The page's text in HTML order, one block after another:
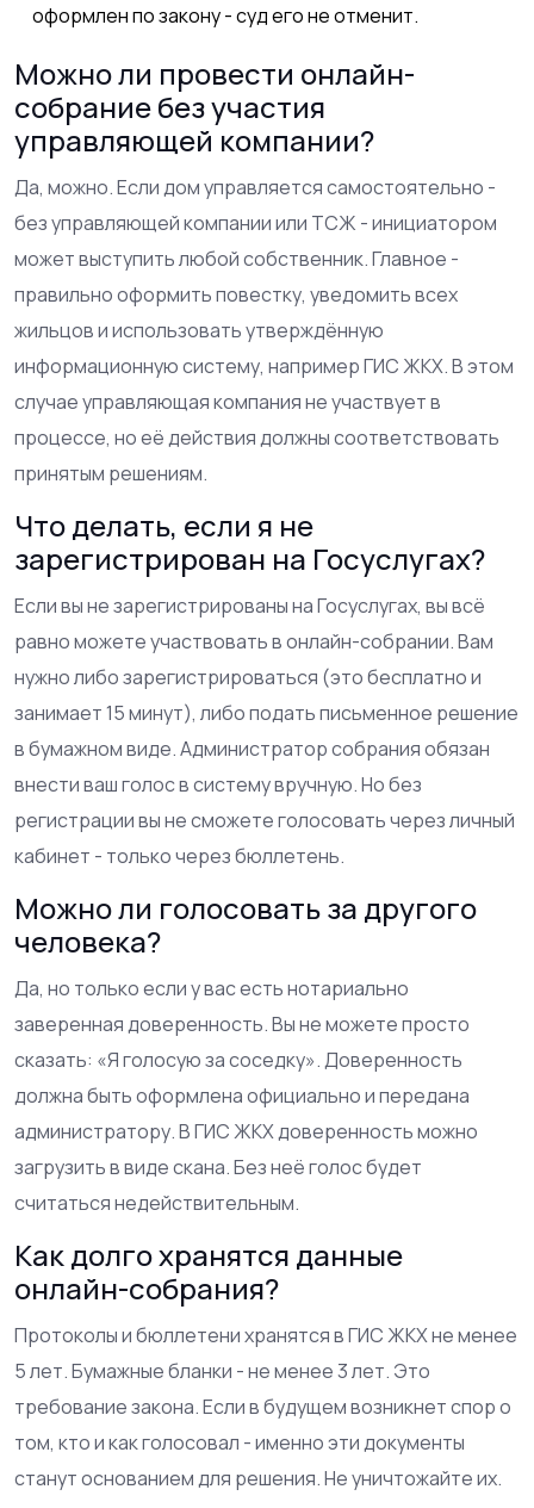
оформлен по закону - суд его не отменит.
Можно ли провести онлайн-
собрание без участия
управляющей компании?
Да, можно. Если дом управляется самостоятельно -
без управляющей компании или ТСЖ - инициатором
может выступить любой собственник. Главное -
правильно оформить повестку, уведомить всех
жильцов и использовать утверждённую
информационную систему, например ГИС ЖКХ. В этом
случае управляющая компания не участвует в
процессе, но её действия должны соответствовать
принятым решениям.
Что делать, если я не
зарегистрирован на Госуслугах?
Если вы не зарегистрированы на Госуслугах, вы всё
равно можете участвовать в онлайн-собрании. Вам
нужно либо зарегистрироваться (это бесплатно и
занимает 15 минут), либо подать письменное решение
в бумажном виде. Администратор собрания обязан
внести ваш голос в систему вручную. Но без
регистрации вы не сможете голосовать через личный
кабинет - только через бюллетень.
Можно ли голосовать за другого
человека?
Да, но только если у вас есть нотариально
заверенная доверенность. Вы не можете просто
сказать: «Я голосую за соседку». Доверенность
должна быть оформлена официально и передана
администратору. В ГИС ЖКХ доверенность можно
загрузить в виде скана. Без неё голос будет
считаться недействительным.
Как долго хранятся данные
онлайн-собрания?
Протоколы и бюллетени хранятся в ГИС ЖКХ не менее
5 лет. Бумажные бланки - не менее 3 лет. Это
требование закона. Если в будущем возникнет спор о
том, кто и как голосовал - именно эти документы
станут основанием для решения. Не уничтожайте их.